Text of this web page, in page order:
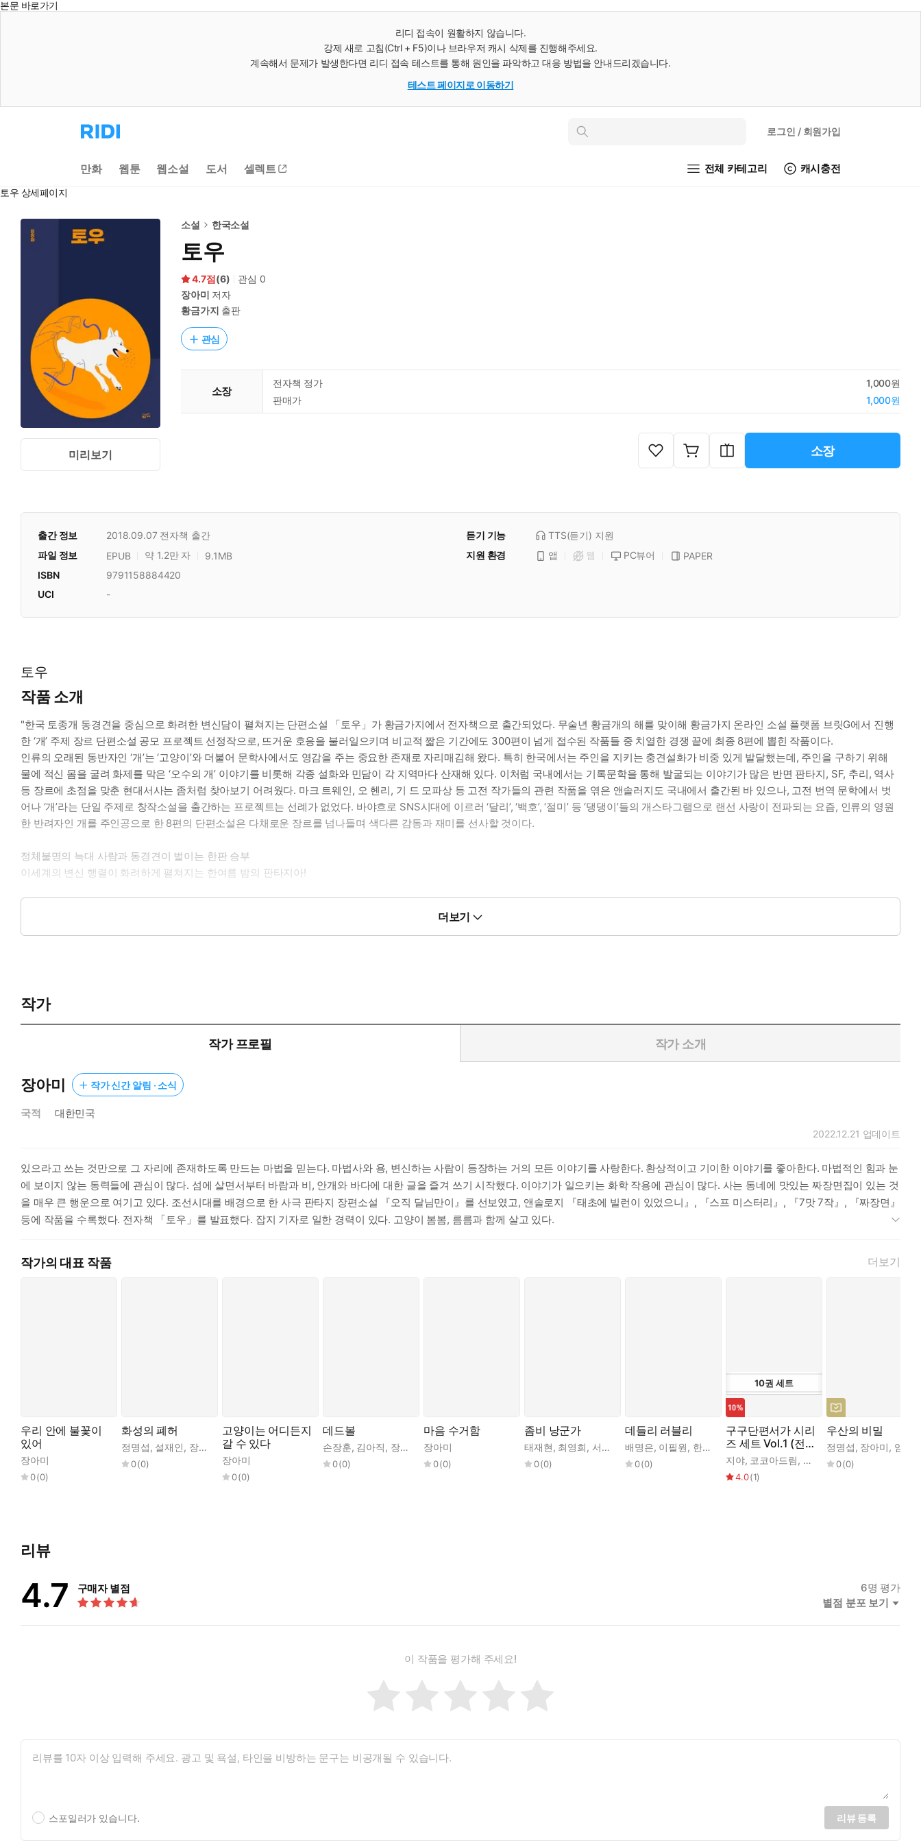
본문 바로가기
리디 접속이 원활하지 않습니다.
강제 새로 고침(Ctrl + F5)이나 브라우저 캐시 삭제를 진행해주세요.
계속해서 문제가 발생한다면 리디 접속 테스트를 통해 원인을 파악하고 대응 방법을 안내드리겠습니다.
테스트 페이지로 이동하기
리
디
으
로
인
로그인 / 회원가입
만화 웹툰 웹소설 도서 셀렉트 전체 카테고리 캐시충전
토우 상세페이지
미리보기
소설 한국소설
토우
4.7 (6) 관심 0
장아미 저자
황금가지 출판
관심
소장
전자책 정가
1,000원
판매가
1,000원
소장
출간 정보 2018.09.07 전자책 출간 듣기 기능 TTS(듣기) 지원
파일 정보
EPUB 약 1.2만 자 9.1MB 지원 환경 앱 웹 PC뷰어
PAPER
ISBN
9791158884420
UCI
-
토우
작품 소개
"한국 토종개 동경견을 중심으로 화려한 변신담이 펼쳐지는 단편소설 「토우」가 황금가지에서 전자책으로 출간되었다. 무술년 황금개의 해를 맞이해 황금가지 온라인 소설 플랫폼 브릿G에서 진행
한 ‘개’ 주제 장르 단편소설 공모 프로젝트 선정작으로, 뜨거운 호응을 불러일으키며 비교적 짧은 기간에도 300편이 넘게 접수된 작품들 중 치열한 경쟁 끝에 최종 8편에 뽑힌 작품이다.
인류의 오래된 동반자인 ‘개’는 ‘고양이’와 더불어 문학사에서도 영감을 주는 중요한 존재로 자리매김해 왔다. 특히 한국에서는 주인을 지키는 충견설화가 비중 있게 발달했는데, 주인을 구하기 위해
물에 적신 몸을 굴려 화제를 막은 ‘오수의 개’ 이야기를 비롯해 각종 설화와 민담이 각 지역마다 산재해 있다. 이처럼 국내에서는 기록문학을 통해 발굴되는 이야기가 많은 반면 판타지, SF, 추리, 역사
등 장르에 초점을 맞춘 현대서사는 좀처럼 찾아보기 어려웠다. 마크 트웨인, 오 헨리, 기 드 모파상 등 고전 작가들의 관련 작품을 엮은 앤솔러지도 국내에서 출간된 바 있으나, 고전 번역 문학에서 벗
어나 ‘개’라는 단일 주제로 창작소설을 출간하는 프로젝트는 선례가 없었다. 바야흐로 SNS시대에 이르러 ‘달리’, ‘백호’, ‘절미’ 등 ‘댕댕이’들의 개스타그램으로 랜선 사랑이 전파되는 요즘, 인류의 영원
한 반려자인 개를 주인공으로 한 8편의 단편소설은 다채로운 장르를 넘나들며 색다른 감동과 재미를 선사할 것이다.
정체불명의 늑대 사람과 동경견이 벌이는 한판 승부
이세계의 변신 행렬이 화려하게 펼쳐지는 한여름 밤의 판타지아!
하고, 유진은 고민 끝에 반지를 내어주고 꼬리가 짧은 개 모양의 인형을 받아든다. 후회하지 않을 거라던 남자의 말을 뒤로하고 걷던 그때, 주변 풍경이 검붉게 물드는가 싶더니 정체불명의 보행자들
이 유진을 위협한다. 순식간에 이세계의 존재들 사이에 둘러싸인 유진 앞에 복두를 쓴 청년이 나타나 위기를 모면하지만, 그녀를 빌미삼은 늑대 사람의 호전적인 도발 앞에 청년은 피할 수 없는 결투
#동경견 #경주개 #동동개 #댕댕이 #개인형 #처용 #늑대사람 #활극 #센과치히로의행방불명 "
더보기
작가
작가 프로필 작가 소개
장아미 작가 신간 알림 · 소식
국적 대한민국
2022.12.21 업데이트
있으라고 쓰는 것만으로 그 자리에 존재하도록 만드는 마법을 믿는다. 마법사와 용, 변신하는 사람이 등장하는 거의 모든 이야기를 사랑한다. 환상적이고 기이한 이야기를 좋아한다. 마법적인 힘과 눈
에 보이지 않는 동력들에 관심이 많다. 섬에 살면서부터 바람과 비, 안개와 바다에 대한 글을 즐겨 쓰기 시작했다. 이야기가 일으키는 화학 작용에 관심이 많다. 사는 동네에 맛있는 짜장면집이 있는 것
을 매우 큰 행운으로 여기고 있다. 조선시대를 배경으로 한 사극 판타지 장편소설 『오직 달님만이』를 선보였고, 앤솔로지 『태초에 빌런이 있었으니』, 『스프 미스터리』, 『7맛 7작』, 『짜장면』
등에 작품을 수록했다. 전자책 「토우」를 발표했다. 잡지 기자로 일한 경력이 있다. 고양이 봄봄, 름름과 함께 살고 있다.
작가의 대표 작품 더보기
우리 안에 불꽃이
있어
장아미
0(0)
화성의 폐허
정명섭, 설재인, 장아미 김이환
0(0)
고양이는 어디든지
갈 수 있다
장아미
0(0)
데드볼
손장훈, 김아직, 장아미 이세형 ,배희원,정용제
0(0)
마음 수거함
장아미
0(0)
좀비 낭군가
태재현, 최영희, 서재이 정예진,경민선, 전효원 ,장아미
0(0)
데들리 러블리
배명은, 이필원, 한켠 장아미,코코아드림,박하익,정이담,서은채,
0(0)
10권 세트
구구단편서가 시리
즈 세트 Vol.1 (전 1
0권)
지야, 코코아드림, 녹차빙수,남세오
4.0(1)
우산의 비밀
정명섭, 장아미, 임지형
0(0)
리뷰
4.7 구매자 별점 6명 평가
별점 분포 보기
이 작품을 평가해 주세요!
스포일러가 있습니다. 리뷰 등록